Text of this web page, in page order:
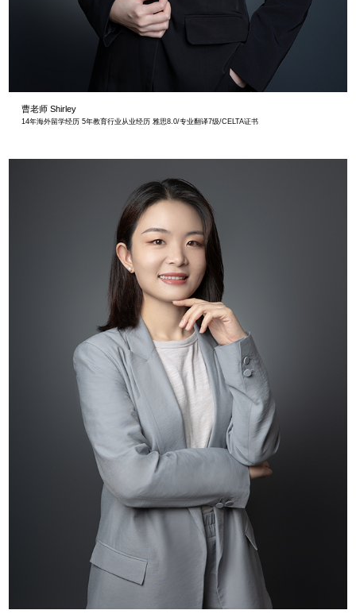
曹老师 Shirley
14年海外留学经历 5年教育行业从业经历 雅思8.0/专业翻译7级/CELTA证书